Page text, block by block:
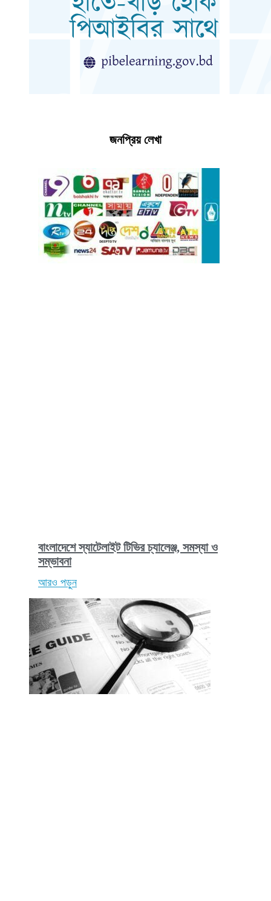
জনপ্রিয় লেখা
বাংলাদেশে স্যাটেলাইট টিভির চ্যালেঞ্জ, সমস্যা ও
সম্ভাবনা
আরও পড়ুন